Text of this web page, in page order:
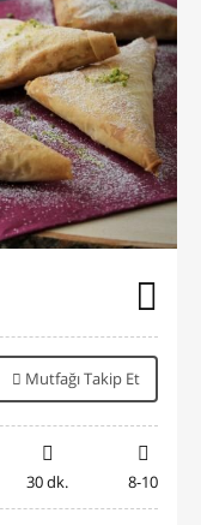
Mutfağı Takip Et
30 dk. 8-10